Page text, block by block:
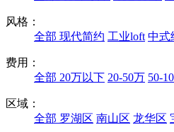
风格：
全部 现代简约 工业loft 中式
费用：
全部 20万以下 20-50万 50-
区域：
全部 罗湖区 南山区 龙华区